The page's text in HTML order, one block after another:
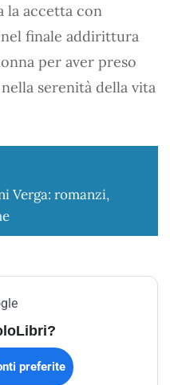
la accetta con
finale addirittura
per aver preso
serenità della vita
Verga: romanzi,
preferite